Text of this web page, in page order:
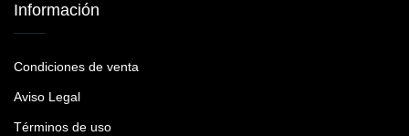
Información
Condiciones de venta
Aviso Legal
Términos de uso